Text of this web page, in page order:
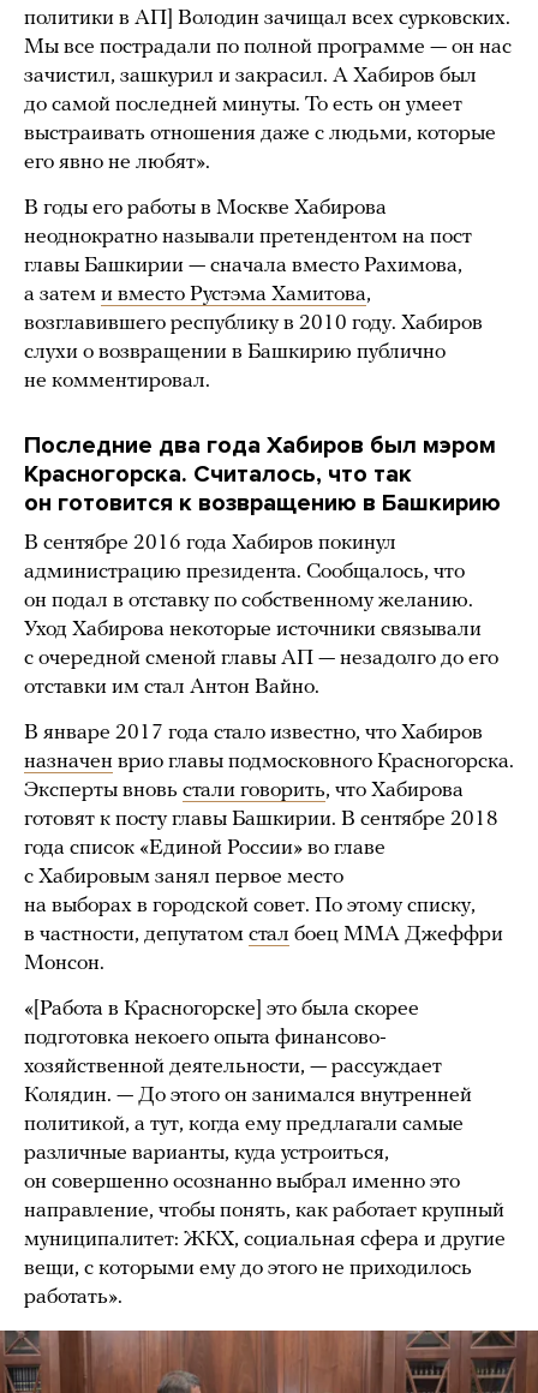
политики в АП] Володин зачищал всех сурковских.
Мы все пострадали по полной программе — он нас
зачистил, зашкурил и закрасил. А Хабиров был
до самой последней минуты. То есть он умеет
выстраивать отношения даже с людьми, которые
его явно не любят».
В годы его работы в Москве Хабирова
неоднократно называли претендентом на пост
главы Башкирии — сначала вместо Рахимова,
а затем и вместо Рустэма Хамитова,
возглавившего республику в 2010 году. Хабиров
слухи о возвращении в Башкирию публично
не комментировал.
Последние два года Хабиров был мэром
Красногорска. Считалось, что так
он готовится к возвращению в Башкирию
В сентябре 2016 года Хабиров покинул
администрацию президента. Сообщалось, что
он подал в отставку по собственному желанию.
Уход Хабирова некоторые источники связывали
с очередной сменой главы АП — незадолго до его
отставки им стал Антон Вайно.
В январе 2017 года стало известно, что Хабиров
назначен врио главы подмосковного Красногорска.
Эксперты вновь стали говорить, что Хабирова
готовят к посту главы Башкирии. В сентябре 2018
года список «Единой России» во главе
с Хабировым занял первое место
на выборах в городской совет. По этому списку,
в частности, депутатом стал боец ММА Джеффри
Монсон.
«[Работа в Красногорске] это была скорее
подготовка некоего опыта финансово-
хозяйственной деятельности, — рассуждает
Колядин. — До этого он занимался внутренней
политикой, а тут, когда ему предлагали самые
различные варианты, куда устроиться,
он совершенно осознанно выбрал именно это
направление, чтобы понять, как работает крупный
муниципалитет: ЖКХ, социальная сфера и другие
вещи, с которыми ему до этого не приходилось
работать».